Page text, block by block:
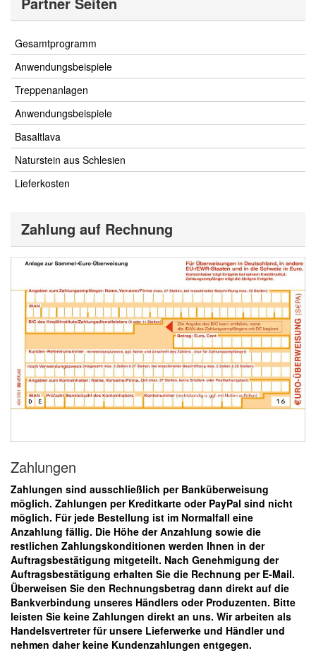
Gesamtprogramm
Anwendungsbeispiele
Treppenanlagen
Anwendungsbeispiele
Basaltlava
Naturstein aus Schlesien
Lieferkosten
Zahlung auf Rechnung
Zahlungen
Zahlungen sind ausschließlich per Banküberweisung
möglich. Zahlungen per Kreditkarte oder PayPal sind nicht
möglich. Für jede Bestellung ist im Normalfall eine
Anzahlung fällig. Die Höhe der Anzahlung sowie die
restlichen Zahlungskonditionen werden Ihnen in der
Auftragsbestätigung mitgeteilt. Nach Genehmigung der
Auftragsbestätigung erhalten Sie die Rechnung per E-Mail.
Überweisen Sie den Rechnungsbetrag dann direkt auf die
Bankverbindung unseres Händlers oder Produzenten. Bitte
leisten Sie keine Zahlungen direkt an uns. Wir arbeiten als
Handelsvertreter für unsere Lieferwerke und Händler und
nehmen daher keine Kundenzahlungen entgegen.